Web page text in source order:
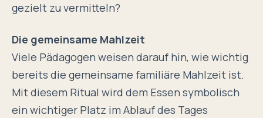
gezielt zu vermitteln?
Die gemeinsame Mahlzeit
Viele Pädagogen weisen darauf hin, wie wichtig
bereits die gemeinsame familiäre Mahlzeit ist.
Mit diesem Ritual wird dem Essen symbolisch
ein wichtiger Platz im Ablauf des Tages